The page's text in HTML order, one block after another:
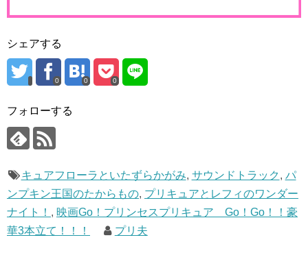
シェアする
0 0 0
フォローする
キュアフローラといたずらかがみ, サウンドトラック , パ
ンプキン王国のたからもの, プリキュアとレフィのワンダー
ナイト！ , 映画Go！プリンセスプリキュア Go！Go！！豪
華3本立て！！！
プリ夫